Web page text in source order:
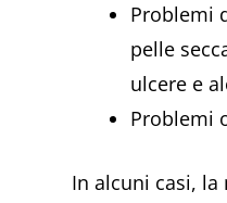
Problemi
pelle
ulcere e
Problemi
In alcuni casi,